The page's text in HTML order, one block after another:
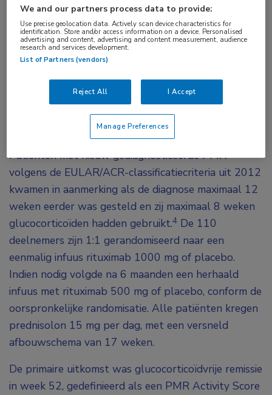
PMR 1-studie.
Rituximab liet eerder veelbelovende resultaten zien
in een kleine proof-of-conceptstudie.
gerandomiseerde studie in 7 Nederlandse
ziekenhuizen.
Glucocorticoïdvrije remissie
Patiënten met nieuw gediagnosticeerde PMR
volgens de EULAR/ACR-classificatiecriteria uit 2012
kwamen in aanmerking als de diagnose maximaal 12
weken eerder was gesteld en zij maximaal 8 weken
glucocorticoïden hadden gebruikt.4 De 110
deelnemers zijn 1:1 gerandomiseerd naar een
eenmalig infuus rituximab 1000 mg of placebo.
Indien nodig volgde na 6 maanden een herhaald
infuus met rituximab 500 mg of placebo, conform de
oorspronkelijke randomisatie. Alle patiënten kregen
prednisolon 15 mg per dag, met een versneld
afbouwschema van 17 weken.
De primaire uitkomst was glucocorticoïdvrije remissie
in week 52, gedefinieerd als een PMR Activity Score
We and our partners process data to provide:
Use precise geolocation data. Actively scan device characteristics for
identification. Store and/or access information on a device. Personalised
advertising and content, advertising and content measurement, audience
research and services development.
List of Partners (vendors)
Reject All I Accept
Manage Preferences